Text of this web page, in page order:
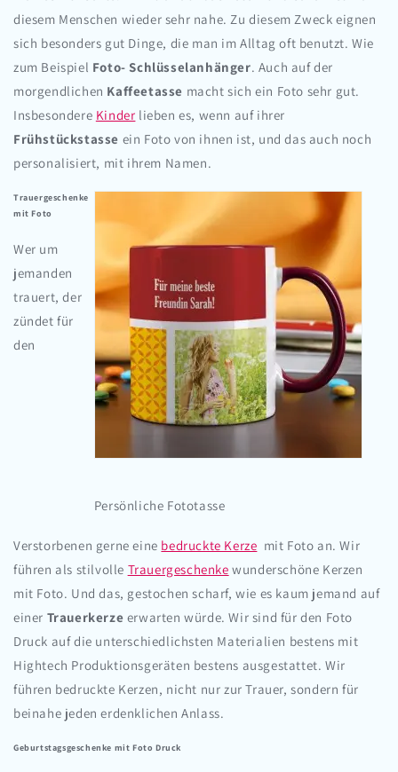
diesem Menschen wieder sehr nahe. Zu diesem Zweck eignen
sich besonders gut Dinge, die man im Alltag oft benutzt. Wie
zum Beispiel Foto- Schlüsselanhänger. Auch auf der
morgendlichen Kaffeetasse macht sich ein Foto sehr gut.
Insbesondere Kinder lieben es, wenn auf ihrer
Frühstückstasse ein Foto von ihnen ist, und das auch noch
personalisiert, mit ihrem Namen.
Persönliche Fototasse
Trauergeschenke
mit Foto
Wer um
jemanden
trauert, der
zündet für
den
Verstorbenen gerne eine bedruckte Kerze mit Foto an. Wir
führen als stilvolle Trauergeschenke wunderschöne Kerzen
mit Foto. Und das, gestochen scharf, wie es kaum jemand auf
einer Trauerkerze erwarten würde. Wir sind für den Foto
Druck auf die unterschiedlichsten Materialien bestens mit
Hightech Produktionsgeräten bestens ausgestattet. Wir
führen bedruckte Kerzen, nicht nur zur Trauer, sondern für
beinahe jeden erdenklichen Anlass.
Geburtstagsgeschenke mit Foto Druck